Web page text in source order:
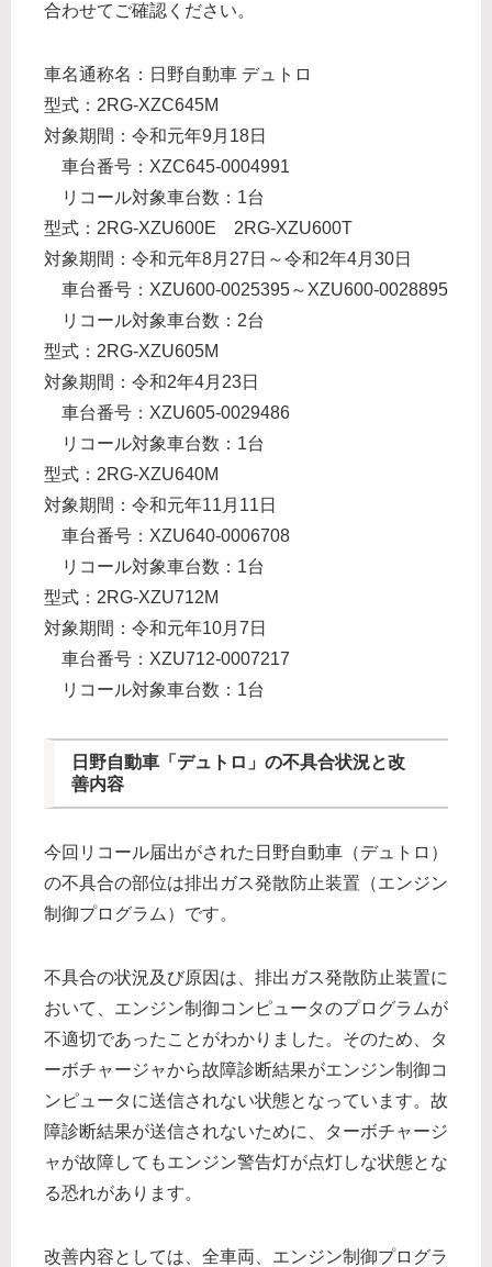
合わせてご確認ください。
車名通称名：日野自動車 デュトロ
型式：2RG-XZC645M
対象期間：令和元年9月18日
車台番号：XZC645-0004991
リコール対象車台数：1台
型式：2RG-XZU600E 2RG-XZU600T
対象期間：令和元年8月27日～令和2年4月30日
車台番号：XZU600-0025395～XZU600-0028895
リコール対象車台数：2台
型式：2RG-XZU605M
対象期間：令和2年4月23日
車台番号：XZU605-0029486
リコール対象車台数：1台
型式：2RG-XZU640M
対象期間：令和元年11月11日
車台番号：XZU640-0006708
リコール対象車台数：1台
型式：2RG-XZU712M
対象期間：令和元年10月7日
車台番号：XZU712-0007217
リコール対象車台数：1台
日野自動車「デュトロ」の不具合状況と改
善内容
今回リコール届出がされた日野自動車（デュトロ）
の不具合の部位は排出ガス発散防止装置（エンジン
制御プログラム）です。
不具合の状況及び原因は、排出ガス発散防止装置に
おいて、エンジン制御コンピュータのプログラムが
不適切であったことがわかりました。そのため、タ
ーボチャージャから故障診断結果がエンジン制御コ
ンピュータに送信されない状態となっています。故
障診断結果が送信されないために、ターボチャージ
ャが故障してもエンジン警告灯が点灯しな状態とな
る恐れがあります。
改善内容としては、全車両、エンジン制御プログラ